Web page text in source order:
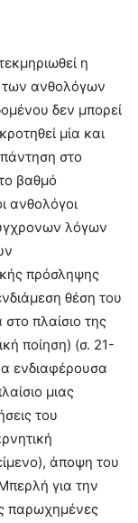
η
ανθολόγων
δεν μπορεί
μία και
στο
βαθμό
ανθολόγοι
λόγων
πρόσληψης
θέση του
πλαίσιο της
ποίηση) (σ. 21-
ενδιαφέρουσα
μιας
του
άποψη του
για την
παρωχημένες